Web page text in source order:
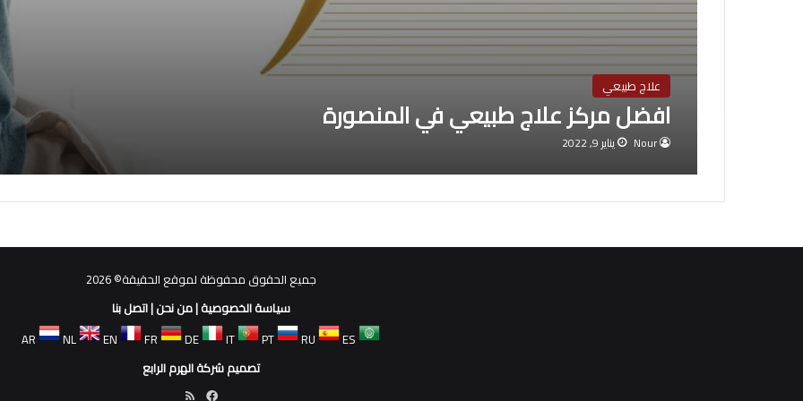
علاج طبيعي
افضل مركز علاج طبيعي في المنصورة
Nour يناير 9, 2022
جميع الحقوق محفوظة لموقع الحقيقة© 2026
سياسة الخصوصية|من نحن|اتصل بنا
AR
NL EN FR DE IT PT RU
ES
تصميم شركة الهرم الرابع
فيسبوك